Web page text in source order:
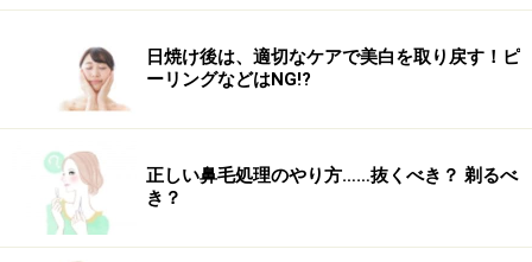
日焼け後は、適切なケアで美白を取り戻す！ピ
ーリングなどはNG!?
正しい鼻毛処理のやり方……抜くべき？ 剃るべ
き？